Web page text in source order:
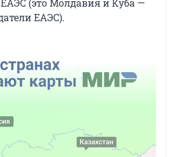
(это Молдавия и Куба —
ЕАЭС).